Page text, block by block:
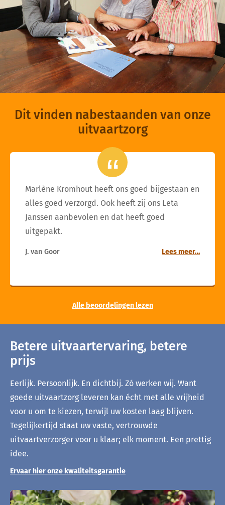
Dit vinden nabestaanden van onze
uitvaartzorg
Marlène Kromhout heeft ons goed bijgestaan en
alles goed verzorgd. Ook heeft zij ons Leta
Janssen aanbevolen en dat heeft goed
uitgepakt.
J. van Goor Lees meer…
Alle beoordelingen lezen
Betere uitvaartervaring, betere
prijs
Eerlijk. Persoonlijk. En dichtbij. Zó werken wij. Want
goede uitvaartzorg leveren kan écht met alle vrijheid
voor u om te kiezen, terwijl uw kosten laag blijven.
Tegelijkertijd staat uw vaste, vertrouwde
uitvaartverzorger voor u klaar; elk moment. Een prettig
idee.
Ervaar hier onze kwaliteitsgarantie